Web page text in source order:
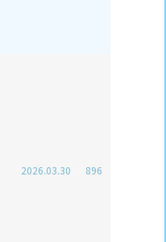
2026.03.30 896